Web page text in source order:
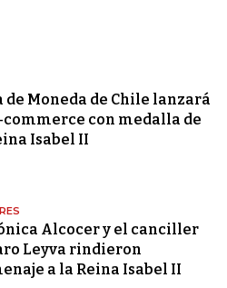
de Moneda de Chile lanzará
commerce con medalla de
Isabel II
Alcocer y el canciller
Leyva rindieron
a la Reina Isabel II